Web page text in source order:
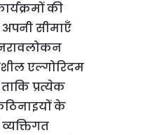
की
सीमाएँ
एल्गोरिदम
प्रत्येक
के